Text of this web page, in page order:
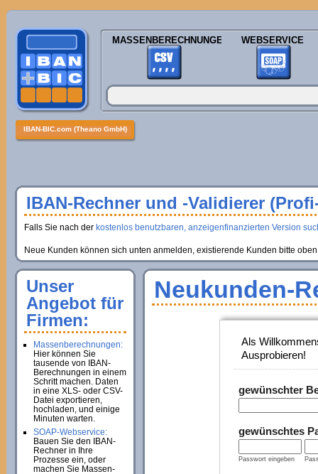
MASSENBERECHNUNGEN WEBSERVICE
IBAN-BIC.com (Theano GmbH)
IBAN-Rechner und -Validierer
Falls Sie nach der kostenlos benutzbaren, anzeigenfinanzierten Version
Neue Kunden können sich unten anmelden, existierende Kunden bitte
Neukunden-
Als
Ausprobieren!
gewünschter
gewünschtes
Passwort eingeben
Unser
Angebot für
Firmen:
Massenberechnungen:
Hier können Sie
tausende von IBAN-
Berechnungen in einem
Schritt machen. Daten
in eine XLS- oder CSV-
Datei exportieren,
hochladen, und einige
Minuten warten.
SOAP-Webservice:
Bauen Sie den IBAN-
Rechner in Ihre
Prozesse ein, oder
machen Sie Massen-